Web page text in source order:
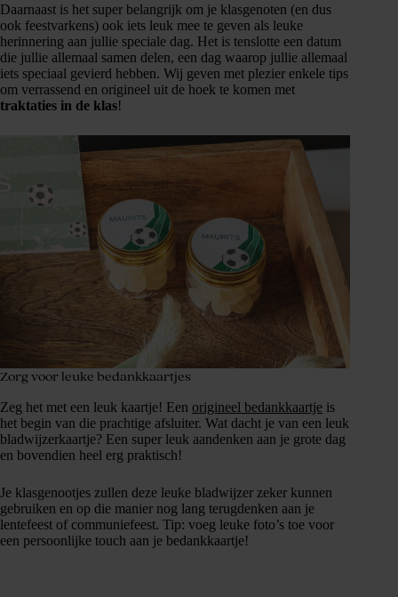
Daarnaast is het super belangrijk om je klasgenoten (en dus
ook feestvarkens) ook iets leuk mee te geven als leuke
herinnering aan jullie speciale dag. Het is tenslotte een datum
die jullie allemaal samen delen, een dag waarop jullie allemaal
iets speciaal gevierd hebben. Wij geven met plezier enkele tips
om verrassend en origineel uit de hoek te komen met
traktaties in de klas!
Zorg voor leuke bedankkaartjes
Zeg het met een leuk kaartje! Een origineel bedankkaartje is
het begin van die prachtige afsluiter. Wat dacht je van een leuk
bladwijzerkaartje? Een super leuk aandenken aan je grote dag
en bovendien heel erg praktisch!
Je klasgenootjes zullen deze leuke bladwijzer zeker kunnen
gebruiken en op die manier nog lang terugdenken aan je
lentefeest of communiefeest. Tip: voeg leuke foto’s toe voor
een persoonlijke touch aan je bedankkaartje!